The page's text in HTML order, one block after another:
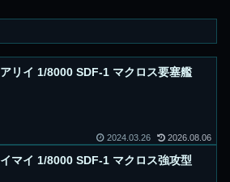
アリイ 1/8000 SDF-1 マクロス要塞艦
2024.03.26 2026.08.06
イマイ 1/8000 SDF-1 マクロス強攻型